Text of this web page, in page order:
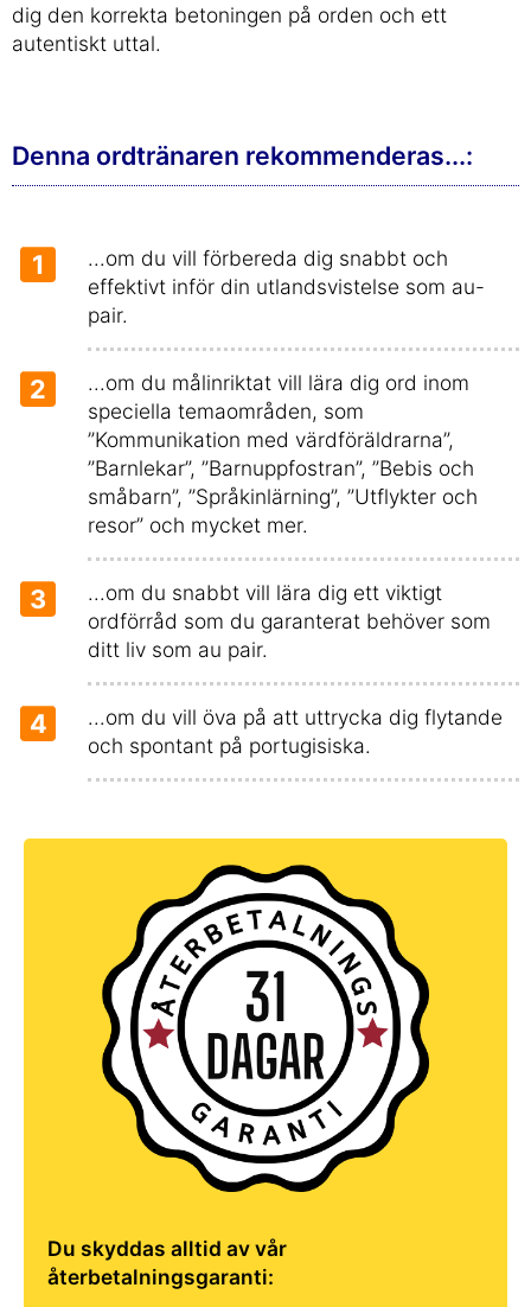
dig den korrekta betoningen på orden och ett
autentiskt uttal.
Denna ordtränaren rekommenderas...:
1
...om du vill förbereda dig snabbt och
effektivt inför din utlandsvistelse som au-
pair.
2
...om du målinriktat vill lära dig ord inom
speciella temaområden, som
”Kommunikation med värdföräldrarna”,
”Barnlekar”, ”Barnuppfostran”, ”Bebis och
småbarn”, ”Språkinlärning”, ”Utflykter och
resor” och mycket mer.
3
...om du snabbt vill lära dig ett viktigt
ordförråd som du garanterat behöver som
ditt liv som au pair.
4
...om du vill öva på att uttrycka dig flytande
och spontant på portugisiska.
Du skyddas alltid av vår
återbetalningsgaranti: